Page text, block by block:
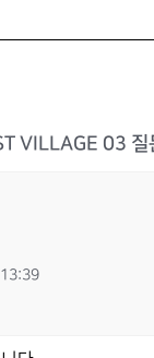
VILLAGE 03 질